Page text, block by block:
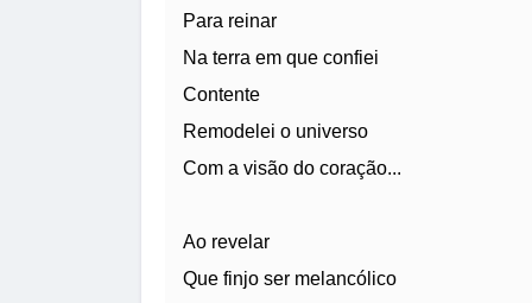
Para reinar
Na terra em que confiei
Contente
Remodelei o universo
Com a visão do coração...
Ao revelar
Que finjo ser melancólico